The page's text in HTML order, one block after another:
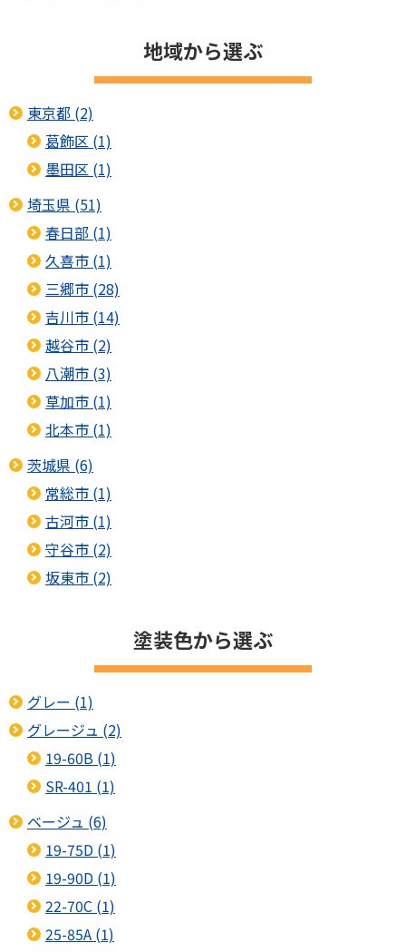
地域から選ぶ
東京都 (2)
葛飾区 (1)
墨田区 (1)
埼玉県 (51)
春日部 (1)
久喜市 (1)
三郷市 (28)
吉川市 (14)
越谷市 (2)
八潮市 (3)
草加市 (1)
北本市 (1)
茨城県 (6)
常総市 (1)
古河市 (1)
守谷市 (2)
坂東市 (2)
塗装色から選ぶ
グレー (1)
グレージュ (2)
19-60B (1)
SR-401 (1)
ベージュ (6)
19-75D (1)
19-90D (1)
22-70C (1)
25-85A (1)